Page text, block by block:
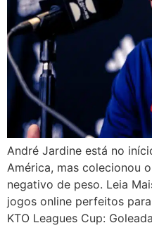
André Jardine está no
América, mas colecionou
negativo de peso. Leia
jogos online perfeitos
KTO Leagues Cup: